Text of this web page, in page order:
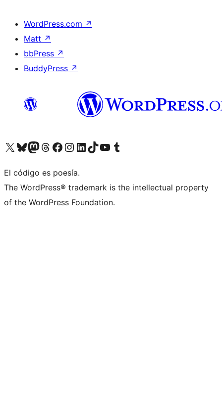
WordPress.com ↗
Matt ↗
bbPress ↗
BuddyPress ↗
Visita nuestra cuenta de X (anteriormente Twitter)
Visita nuestra cuenta de Bluesky
Visita nuestra cuenta de Mastodon
Visita nuestra cuenta de Threads
Visita nuestra página de Facebook
Visita nuestra cuenta de Instagram
Visita nuestra cuenta de LinkedIn
Visita nuestra cuenta de TikTok
Visita nuestro canal de YouTube
Visita nuestra cuenta de Tumblr
El código es poesía.
The WordPress® trademark is the intellectual property
of the WordPress Foundation.